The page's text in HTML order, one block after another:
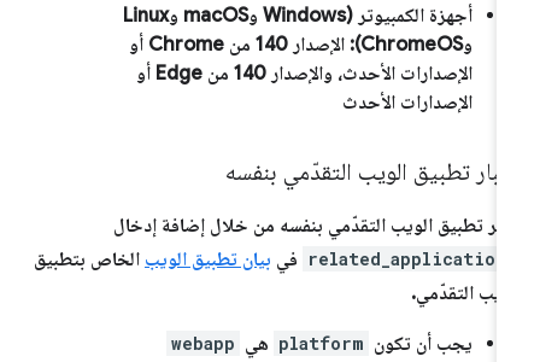
أجهزة الكمبيوتر (Windows وmacOS وLinux
وChromeOS): الإصدار 140 من Chrome أو
الإصدارات الأحدث، والإصدار 140 من Edge أو
الإصدارات الأحدث
تطبيق الويب التقدّمي بنفسه
تطبيق الويب التقدّمي بنفسه من خلال إضافة إدخال
في بيان تطبيق الويبالخاص بتطبيق
التقدّمي.
يجب أن تكون platform هي
webapp